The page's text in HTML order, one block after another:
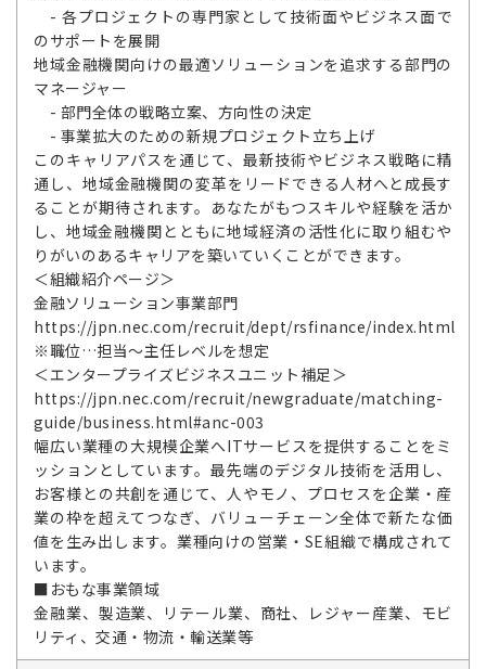
- 各プロジェクトの専門家として技術面やビジネス面で
のサポートを展開
地域金融機関向けの最適ソリューションを追求する部門の
マネージャー
- 部門全体の戦略立案、方向性の決定
- 事業拡大のための新規プロジェクト立ち上げ
このキャリアパスを通じて、最新技術やビジネス戦略に精
通し、地域金融機関の変革をリードできる人材へと成長す
ることが期待されます。あなたがもつスキルや経験を活か
し、地域金融機関とともに地域経済の活性化に取り組むや
りがいのあるキャリアを築いていくことができます。
＜組織紹介ページ＞
金融ソリューション事業部門
https://jpn.nec.com/recruit/dept/rsfinance/index.html
※職位…担当～主任レベルを想定
＜エンタープライズビジネスユニット補足＞
https://jpn.nec.com/recruit/newgraduate/matching-
guide/business.html#anc-003
幅広い業種の大規模企業へITサービスを提供することをミ
ッションとしています。最先端のデジタル技術を活用し、
お客様との共創を通じて、人やモノ、プロセスを企業・産
業の枠を超えてつなぎ、バリューチェーン全体で新たな価
値を生み出します。業種向けの営業・SE組織で構成されて
います。
■おもな事業領域
金融業、製造業、リテール業、商社、レジャー産業、モビ
リティ、交通・物流・輸送業等